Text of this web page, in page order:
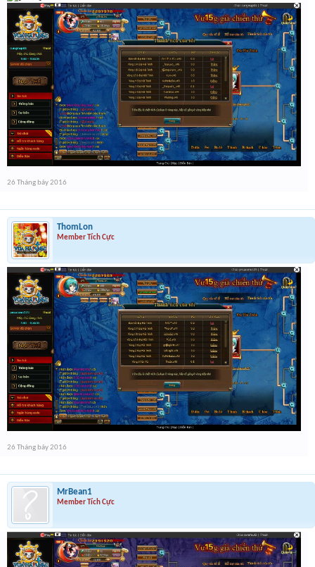
26 Tháng bảy 2016
ThomLon
Member Tích Cực
26 Tháng bảy 2016
MrBean1
Member Tích Cực